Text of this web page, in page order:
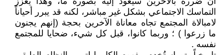
التماسك الاجتماعي بشكل غير مباشر، لكنه قد يبرر أحياناً
لامبالاة المجتمع تجاه معاناة الآخرين بحجة (إنهم يجنون
ما زرعوا ) ؛ وربما كانوا، قبل كل شيء، ضحايا للمجتمع
نفسه .